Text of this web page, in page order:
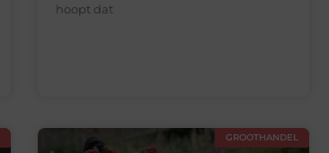
hoopt dat
GROOTHANDEL